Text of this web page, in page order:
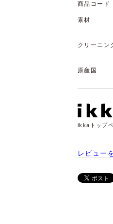
商品コード
素材
クリーニン
原産国
ikkaトップ
レビュー